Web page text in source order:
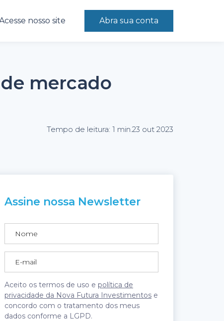
nosso site Abra sua conta
mercado
Tempo de leitura: 1 min.23 out 2023
Assine nossa Newsletter
Aceito os termos de uso e política de
privacidade da Nova Futura Investimentos e
concordo com o tratamento dos meus
dados conforme a LGPD.